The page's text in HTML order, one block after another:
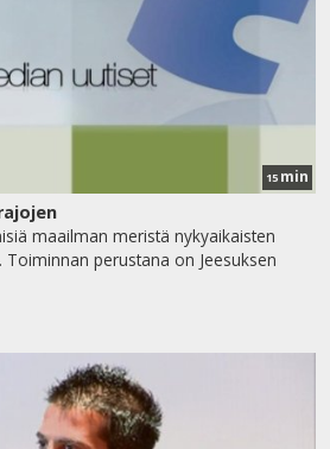
15 min
maailman meristä nykyaikaisten
Toiminnan perustana on Jeesuksen